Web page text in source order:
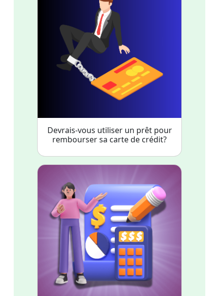
Devrais-vous utiliser un prêt pour
rembourser sa carte de crédit?